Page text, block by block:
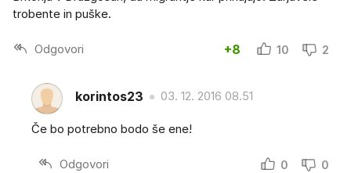
trobente in puške.
Odgovori +8 10 2
korintos23 03. 12. 2016 08.51
Če bo potrebno bodo še ene!
Odgovori 0 0